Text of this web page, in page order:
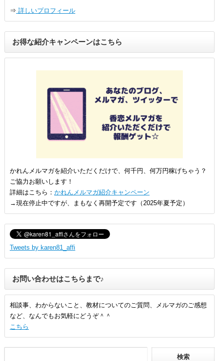
⇒ 詳しいプロフィール
お得な紹介キャンペーンはこちら
かれんメルマガを紹介いただくだけで、何千円、何万円稼げちゃう？
ご協力お願いします！
詳細はこちら： かれんメルマガ紹介キャンペーン
→現在停止中ですが、まもなく再開予定です（2025年夏予定）
Tweets by karen81_affi
お問い合わせはこちらまで♪
相談事、わからないこと、教材についてのご質問、メルマガのご感想
など、なんでもお気軽にどうぞ＾＾
こちら